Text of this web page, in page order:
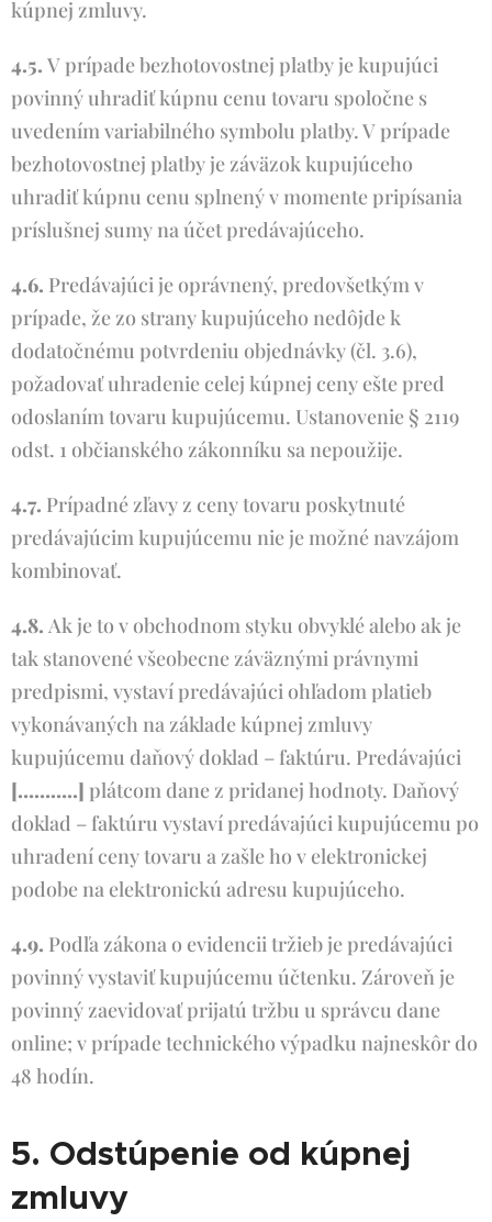
kúpnej zmluvy.
4.5. V prípade bezhotovostnej platby je kupujúci
povinný uhradiť kúpnu cenu tovaru spoločne s
uvedením variabilného symbolu platby. V prípade
bezhotovostnej platby je záväzok kupujúceho
uhradiť kúpnu cenu splnený v momente pripísania
príslušnej sumy na účet predávajúceho.
4.6. Predávajúci je oprávnený, predovšetkým v
prípade, že zo strany kupujúceho nedôjde k
dodatočnému potvrdeniu objednávky (čl. 3.6),
požadovať uhradenie celej kúpnej ceny ešte pred
odoslaním tovaru kupujúcemu. Ustanovenie § 2119
odst. 1 občianského zákonníku sa nepoužije.
4.7. Prípadné zľavy z ceny tovaru poskytnuté
predávajúcim kupujúcemu nie je možné navzájom
kombinovať.
4.8. Ak je to v obchodnom styku obvyklé alebo ak je
tak stanovené všeobecne záväznými právnymi
predpismi, vystaví predávajúci ohľadom platieb
vykonávaných na základe kúpnej zmluvy
kupujúcemu daňový doklad – faktúru. Predávajúci
[………..] plátcom dane z pridanej hodnoty. Daňový
doklad – faktúru vystaví predávajúci kupujúcemu po
uhradení ceny tovaru a zašle ho v elektronickej
podobe na elektronickú adresu kupujúceho.
4.9. Podľa zákona o evidencii tržieb je predávajúci
povinný vystaviť kupujúcemu účtenku. Zároveň je
povinný zaevidovať prijatú tržbu u správcu dane
online; v prípade technického výpadku najneskôr do
48 hodín.
5. Odstúpenie od kúpnej
zmluvy